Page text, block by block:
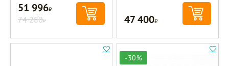
51 996Р
74 280Р 47 400Р
-30%